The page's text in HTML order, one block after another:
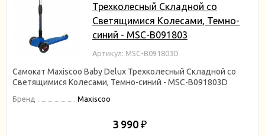
Трехколесный Складной со
Светящимися Колесами, Темно-
синий - MSC-B091803
Артикул: MSC-B091803D
Самокат Maxiscoo Baby Delux Трехколесный Складной со
Светящимися Колесами, Темно-синий - MSC-B091803D
Бренд Maxiscoo
3 990 ₽